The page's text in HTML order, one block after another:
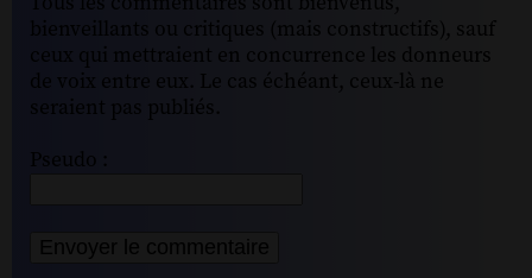
bienveillants ou critiques (mais constructifs), sauf
ceux qui mettraient en concurrence les donneurs
de voix entre eux. Le cas échéant, ceux-là ne
seraient pas publiés.
Pseudo :